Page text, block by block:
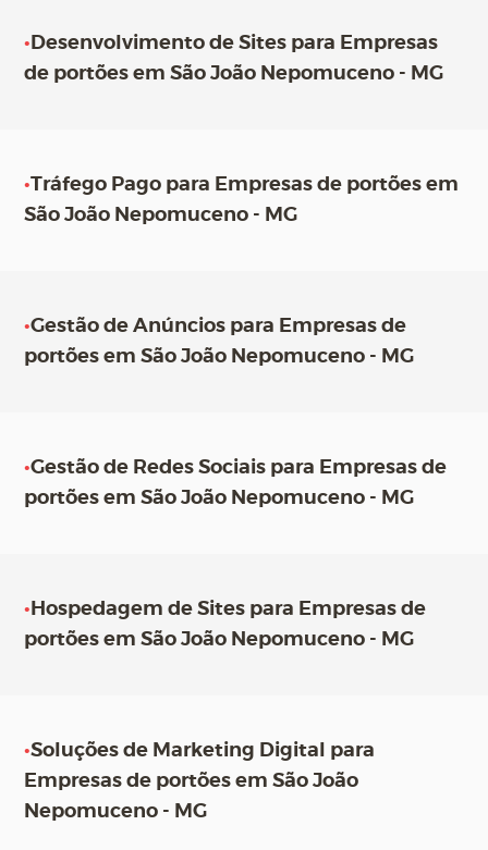
• Desenvolvimento de Sites para Empresas
de portões em São João Nepomuceno - MG
•Tráfego Pago para Empresas de portões em
São João Nepomuceno - MG
•Gestão de Anúncios para Empresas de
portões em São João Nepomuceno - MG
•Gestão de Redes Sociais para Empresas de
portões em São João Nepomuceno - MG
• Hospedagem de Sites para Empresas de
portões em São João Nepomuceno - MG
•Soluções de Marketing Digital para
Empresas de portões em São João
Nepomuceno - MG